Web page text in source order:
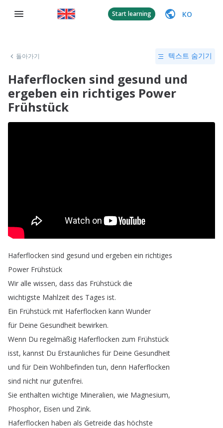
Start learning KO
돌아가기 텍스트 숨기기
Haferflocken sind gesund und
ergeben ein richtiges Power
Frühstück
Haferflocken sind gesund und ergeben ein richtiges
Power Frühstück
Wir alle wissen, dass das Frühstück die
wichtigste Mahlzeit des Tages ist.
Ein Frühstück mit Haferflocken kann Wunder
für Deine Gesundheit bewirken.
Wenn Du regelmäßig Haferflocken zum Frühstück
isst, kannst Du Erstaunliches für Deine Gesundheit
und für Dein Wohlbefinden tun, denn Haferflocken
sind nicht nur gutenfrei.
Sie enthalten wichtige Mineralien, wie Magnesium,
Phosphor, Eisen und Zink.
Haferflocken haben als Getreide das höchste